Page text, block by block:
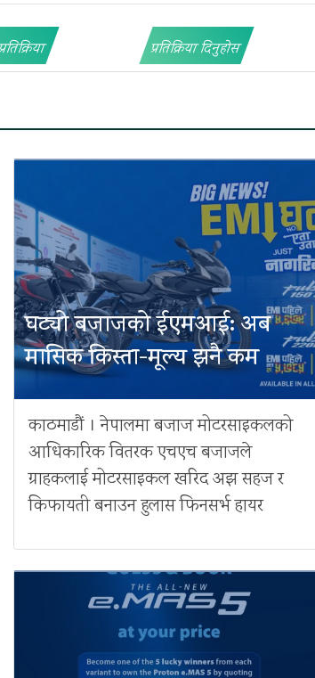
प्रतिक्रिया दिनुहोस
घट्यो बजाजको ईएमआई: अब
मासिक किस्ता-मूल्य झनै कम
काठमाडौं । नेपालमा बजाज मोटरसाइकलको
आधिकारिक वितरक एचएच बजाजले
ग्राहकलाई मोटरसाइकल खरिद अझ सहज र
किफायती बनाउन हुलास फिनसर्भ हायर